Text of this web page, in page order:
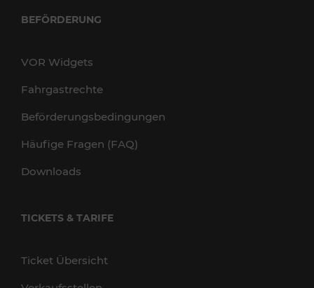
BEFÖRDERUNG
VOR Widgets
Fahrgastrechte
Beförderungsbedingungen
Häufige Fragen (FAQ)
Downloads
TICKETS & TARIFE
Ticket Übersicht